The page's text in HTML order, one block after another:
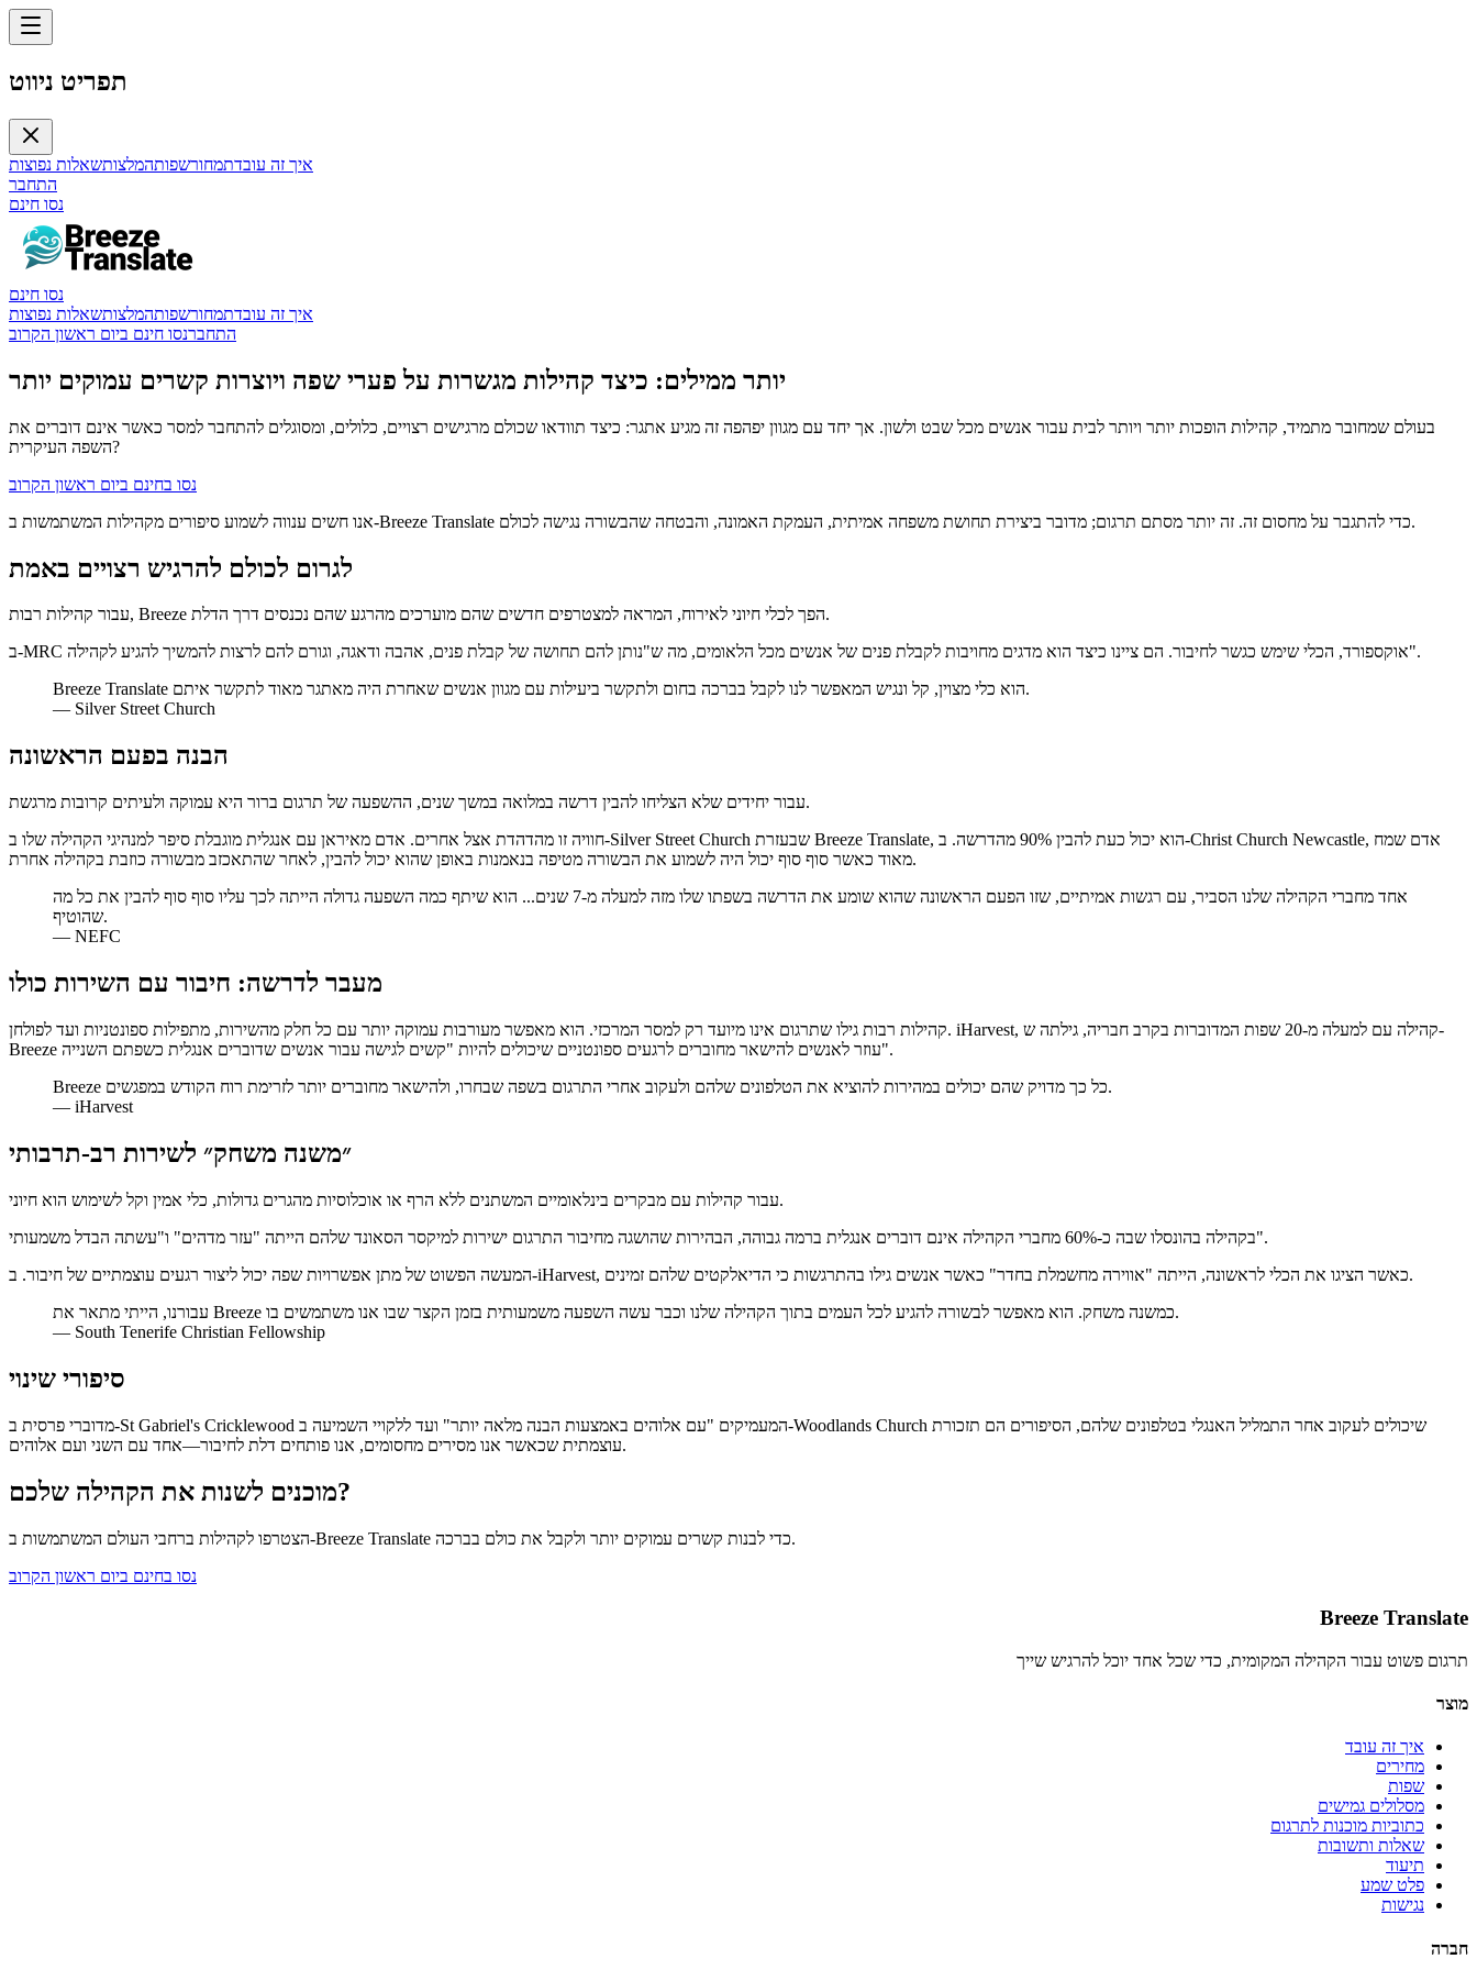
תפריט ניווט
איך זה עובדתמחורשפותהמלצותשאלות נפוצות
התחבר
נסו חינם
נסו חינם
איך זה עובדתמחורשפותהמלצותשאלות נפוצות
התחברנסו חינם ביום ראשון הקרוב
יותר ממילים: כיצד קהילות מגשרות על פערי שפה ויוצרות קשרים עמוקים יותר
בעולם שמחובר מתמיד, קהילות הופכות יותר ויותר לבית עבור אנשים מכל שבט ולשון. אך יחד עם מגוון יפהפה זה מגיע אתגר: כיצד תוודאו שכולם מרגישים רצויים, כלולים, ומסוגלים להתחבר למסר כאשר אינם דוברים את
השפה העיקרית?
נסו בחינם ביום ראשון הקרוב
אנו חשים ענווה לשמוע סיפורים מקהילות המשתמשות ב-Breeze Translate כדי להתגבר על מחסום זה. זה יותר מסתם תרגום; מדובר ביצירת תחושת משפחה אמיתית, העמקת האמונה, והבטחה שהבשורה נגישה לכולם.
לגרום לכולם להרגיש רצויים באמת
עבור קהילות רבות, Breeze הפך לכלי חיוני לאירוח, המראה למצטרפים חדשים שהם מוערכים מהרגע שהם נכנסים דרך הדלת.
ב-MRC אוקספורד, הכלי שימש כגשר לחיבור. הם ציינו כיצד הוא מדגים מחויבות לקבלת פנים של אנשים מכל הלאומים, מה ש"נותן להם תחושה של קבלת פנים, אהבה ודאגה, וגורם להם לרצות להמשיך להגיע לקהילה".
Breeze Translate הוא כלי מצוין, קל ונגיש המאפשר לנו לקבל בברכה בחום ולתקשר ביעילות עם מגוון אנשים שאחרת היה מאתגר מאוד לתקשר איתם.
— Silver Street Church
הבנה בפעם הראשונה
עבור יחידים שלא הצליחו להבין דרשה במלואה במשך שנים, ההשפעה של תרגום ברור היא עמוקה ולעיתים קרובות מרגשת.
חוויה זו מהדהדת אצל אחרים. אדם מאיראן עם אנגלית מוגבלת סיפר למנהיגי הקהילה שלו ב-Silver Street Church שבעזרת Breeze Translate, הוא יכול כעת להבין 90% מהדרשה. ב-Christ Church Newcastle, אדם שמח
מאוד כאשר סוף סוף יכול היה לשמוע את הבשורה מטיפה בנאמנות באופן שהוא יכול להבין, לאחר שהתאכזב מבשורה כוזבת בקהילה אחרת.
אחד מחברי הקהילה שלנו הסביר, עם רגשות אמיתיים, שזו הפעם הראשונה שהוא שומע את הדרשה בשפתו שלו מזה למעלה מ-7 שנים... הוא שיתף כמה השפעה גדולה הייתה לכך עליו סוף סוף להבין את כל מה
שהוטיף.
— NEFC
מעבר לדרשה: חיבור עם השירות כולו
קהילות רבות גילו שתרגום אינו מיועד רק למסר המרכזי. הוא מאפשר מעורבות עמוקה יותר עם כל חלק מהשירות, מתפילות ספונטניות ועד לפולחן. iHarvest, קהילה עם למעלה מ-20 שפות המדוברות בקרב חבריה, גילתה ש-
Breeze עוזר לאנשים להישאר מחוברים לרגעים ספונטניים שיכולים להיות "קשים לגישה עבור אנשים שדוברים אנגלית כשפתם השנייה".
Breeze כל כך מדויק שהם יכולים במהירות להוציא את הטלפונים שלהם ולעקוב אחרי התרגום בשפה שבחרו, ולהישאר מחוברים יותר לזרימת רוח הקודש במפגשים.
— iHarvest
״משנה משחק״ לשירות רב-תרבותי
עבור קהילות עם מבקרים בינלאומיים המשתנים ללא הרף או אוכלוסיות מהגרים גדולות, כלי אמין וקל לשימוש הוא חיוני.
בקהילה בהונסלו שבה כ-60% מחברי הקהילה אינם דוברים אנגלית ברמה גבוהה, הבהירות שהושגה מחיבור התרגום ישירות למיקסר הסאונד שלהם הייתה "עזר מדהים" ו"עשתה הבדל משמעותי".
המעשה הפשוט של מתן אפשרויות שפה יכול ליצור רגעים עוצמתיים של חיבור. ב-iHarvest, כאשר הציגו את הכלי לראשונה, הייתה "אווירה מחשמלת בחדר" כאשר אנשים גילו בהתרגשות כי הדיאלקטים שלהם זמינים.
עבורנו, הייתי מתאר את Breeze כמשנה משחק. הוא מאפשר לבשורה להגיע לכל העמים בתוך הקהילה שלנו וכבר עשה השפעה משמעותית בזמן הקצר שבו אנו משתמשים בו.
— South Tenerife Christian Fellowship
סיפורי שינוי
מדוברי פרסית ב-St Gabriel's Cricklewood המעמיקים "עם אלוהים באמצעות הבנה מלאה יותר" ועד ללקויי השמיעה ב-Woodlands Church שיכולים לעקוב אחר התמליל האנגלי בטלפונים שלהם, הסיפורים הם תזכורת
עוצמתית שכאשר אנו מסירים מחסומים, אנו פותחים דלת לחיבור—אחד עם השני ועם אלוהים.
מוכנים לשנות את הקהילה שלכם?
הצטרפו לקהילות ברחבי העולם המשתמשות ב-Breeze Translate כדי לבנות קשרים עמוקים יותר ולקבל את כולם בברכה.
נסו בחינם ביום ראשון הקרוב
Breeze Translate
תרגום פשוט עבור הקהילה המקומית, כדי שכל אחד יוכל להרגיש שייך
מוצר
איך זה עובד
מחירים
שפות
מסלולים גמישים
כתוביות מוכנות לתרגום
שאלות ותשובות
תיעוד
פלט שמע
נגישות
חברה